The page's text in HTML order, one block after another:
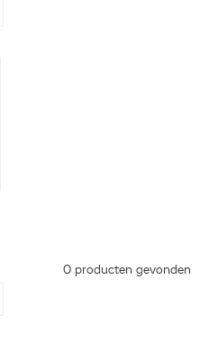
0 producten gevonden